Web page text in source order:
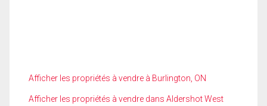
Afficher les propriétés à vendre à Burlington, ON
Afficher les propriétés à vendre dans Aldershot West